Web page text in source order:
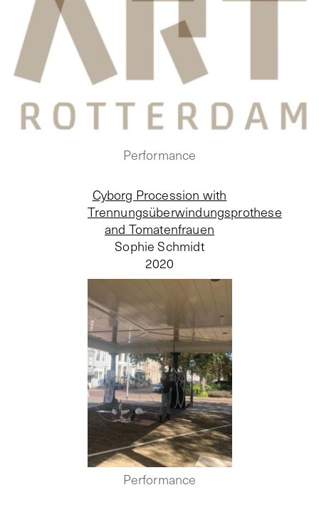
Performance
Cyborg Procession with
Trennungsüberwindungsprothese
and Tomatenfrauen
Sophie Schmidt
2020
Performance